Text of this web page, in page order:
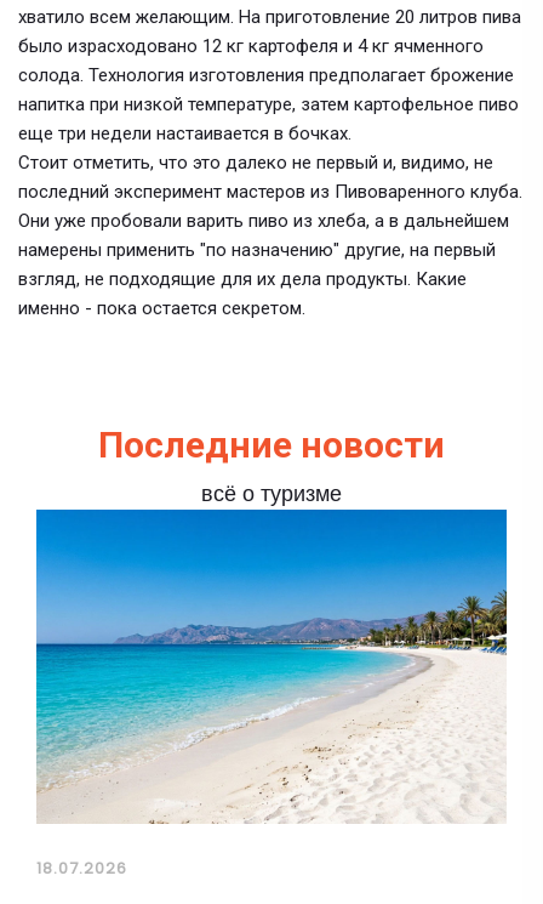
хватило всем желающим. На приготовление 20 литров пива
было израсходовано 12 кг картофеля и 4 кг ячменного
солода. Технология изготовления предполагает брожение
напитка при низкой температуре, затем картофельное пиво
еще три недели настаивается в бочках.
Стоит отметить, что это далеко не первый и, видимо, не
последний эксперимент мастеров из Пивоваренного клуба.
Они уже пробовали варить пиво из хлеба, а в дальнейшем
намерены применить "по назначению" другие, на первый
взгляд, не подходящие для их дела продукты. Какие
именно - пока остается секретом.
Последние новости
всё о туризме
18.07.2026